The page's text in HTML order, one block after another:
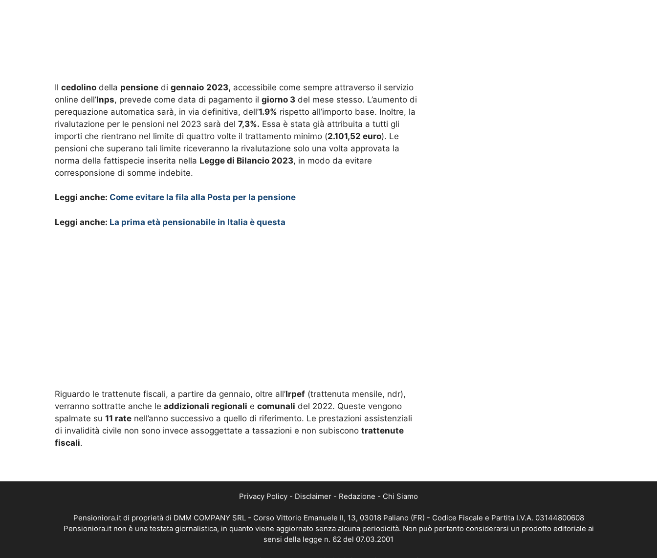
Il cedolino della pensione di gennaio 2023, accessibile come sempre attraverso il servizio
online dell’Inps, prevede come data di pagamento il giorno 3 del mese stesso. L’aumento di
perequazione automatica sarà, in via definitiva, dell’1.9% rispetto all’importo base. Inoltre, la
rivalutazione per le pensioni nel 2023 sarà del 7,3%. Essa è stata già attribuita a tutti gli
importi che rientrano nel limite di quattro volte il trattamento minimo (2.101,52 euro). Le
pensioni che superano tali limite riceveranno la rivalutazione solo una volta approvata la
norma della fattispecie inserita nella Legge di Bilancio 2023, in modo da evitare
corresponsione di somme indebite.
Leggi anche: Come evitare la fila alla Posta per la pensione
Leggi anche: La prima età pensionabile in Italia è questa
Riguardo le trattenute fiscali, a partire da gennaio, oltre all’Irpef (trattenuta mensile, ndr),
verranno sottratte anche le addizionali regionali e comunali del 2022. Queste vengono
spalmate su 11 rate nell’anno successivo a quello di riferimento. Le prestazioni assistenziali
di invalidità civile non sono invece assoggettate a tassazioni e non subiscono trattenute
fiscali.
Privacy Policy - Disclaimer - Redazione - Chi Siamo
Pensioniora.it di proprietà di DMM COMPANY SRL - Corso Vittorio Emanuele II, 13, 03018 Paliano (FR) - Codice Fiscale e Partita I.V.A. 03144800608
Pensioniora.it non è una testata giornalistica, in quanto viene aggiornato senza alcuna periodicità. Non può pertanto considerarsi un prodotto editoriale ai
sensi della legge n. 62 del 07.03.2001